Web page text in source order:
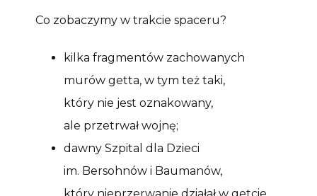
Co zobaczymy w trakcie spaceru?
kilka fragmentów zachowanych
murów getta, w tym też taki,
który nie jest oznakowany,
ale przetrwał wojnę;
dawny Szpital dla Dzieci
im. Bersohnów i Baumanów,